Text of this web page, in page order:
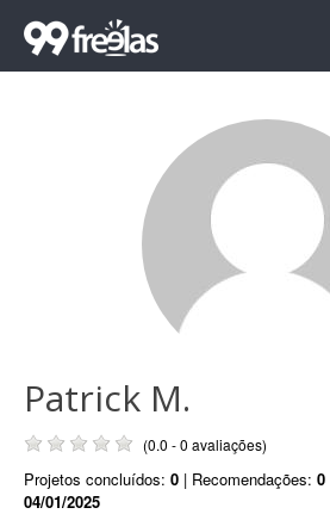
Patrick M.
(0.0 - 0 avaliações)
Projetos concluídos: 0 | Recomendações: 0
04/01/2025